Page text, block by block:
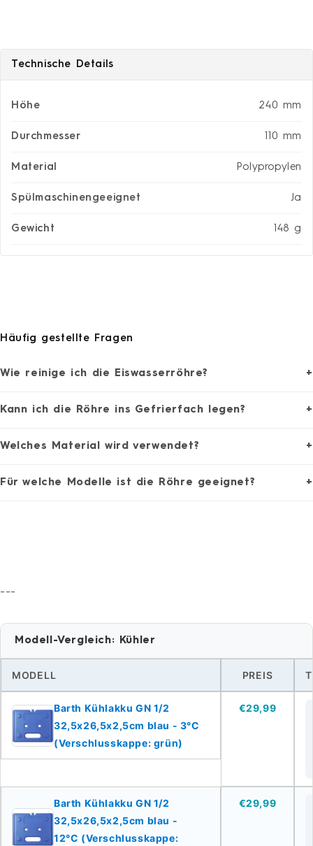
Technische Details
Höhe 240 mm
Durchmesser 110 mm
Material Polypropylen
Spülmaschinengeeignet Ja
Gewicht 148 g
Häufig gestellte Fragen
Wie reinige ich die Eiswasserröhre? +
Kann ich die Röhre ins Gefrierfach legen? +
Welches Material wird verwendet? +
Für welche Modelle ist die Röhre geeignet? +
---
Modell-Vergleich: Kühler
MODELL PREIS
Barth Kühlakku GN 1/2
32,5x26,5x2,5cm blau - 3°C
(Verschlusskappe: grün)
€29,99
Barth Kühlakku GN 1/2
32,5x26,5x2,5cm blau -
12°C (Verschlusskappe:
€29,99